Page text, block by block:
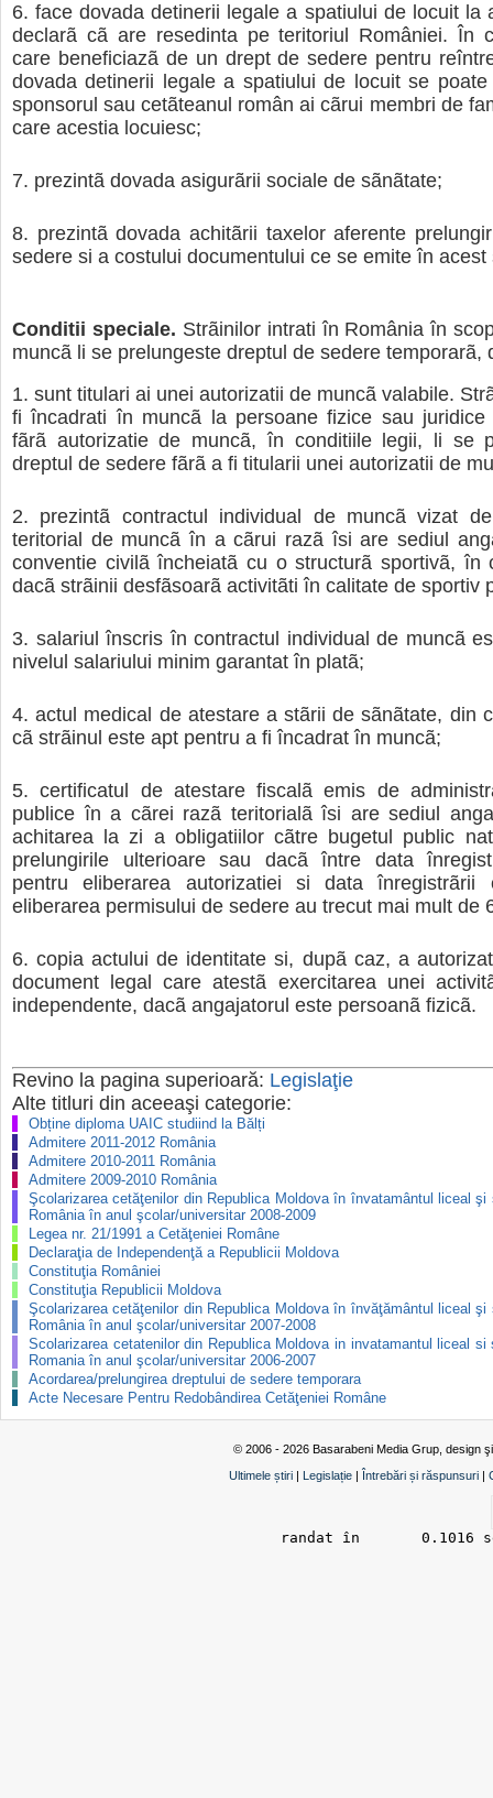
face dovada detinerii legale a spatiului de locuit la
declarã cã are resedinta pe teritoriul României. În
care beneficiazã de un drept de sedere pentru
dovada detinerii legale a spatiului de locuit se
sponsorul sau cetãteanul român ai cãrui membri de
care acestia locuiesc;
prezintã dovada asigurãrii sociale de sãnãtate;
prezintã dovada achitãrii taxelor aferente
sedere si a costului documentului ce se emite în acest
Conditii speciale. Strãinilor intrati în România în
muncã li se prelungeste dreptul de sedere temporarã,
sunt titulari ai unei autorizatii de muncã valabile.
fi încadrati în muncã la persoane fizice sau juridice
fãrã autorizatie de muncã, în conditiile legii, li se
dreptul de sedere fãrã a fi titularii unei autorizatii de
prezintã contractul individual de muncã vizat
teritorial de muncã în a cãrui razã îsi are sediul
conventie civilã încheiatã cu o structurã sportivã, în
dacã strãinii desfãsoarã activitãti în calitate de sportiv
salariul înscris în contractul individual de muncã
nivelul salariului minim garantat în platã;
actul medical de atestare a stãrii de sãnãtate, din
cã strãinul este apt pentru a fi încadrat în muncã;
certificatul de atestare fiscalã emis de
publice în a cãrei razã teritorialã îsi are sediul
achitarea la zi a obligatiilor cãtre bugetul public
prelungirile ulterioare sau dacã între data
pentru eliberarea autorizatiei si data înregistrãrii
eliberarea permisului de sedere au trecut mai mult de
copia actului de identitate si, dupã caz, a
document legal care atestã exercitarea unei
independente, dacã angajatorul este persoanã fizicã.
Revino la pagina superioară: Legislaţie
Alte titluri din aceeaşi categorie:
Obține diploma UAIC studiind la Bălți
Admitere 2011-2012 România
Admitere 2010-2011 România
Admitere 2009-2010 România
Şcolarizarea cetăţenilor din Republica Moldova în învatamântul liceal şi
România în anul şcolar/universitar 2008-2009
Legea nr. 21/1991 a Cetăţeniei Române
Declaraţia de Independenţă a Republicii Moldova
Constituţia României
Constituţia Republicii Moldova
Şcolarizarea cetăţenilor din Republica Moldova în învăţământul liceal şi
România în anul şcolar/universitar 2007-2008
Scolarizarea cetatenilor din Republica Moldova in invatamantul liceal si
Romania în anul şcolar/universitar 2006-2007
Acordarea/prelungirea dreptului de sedere temporara
Acte Necesare Pentru Redobândirea Cetăţeniei Române
© 2006 - 2026 Basarabeni Media Grup, design
Ultimele știri | Legislație | Întrebări și răspunsuri |
randat în